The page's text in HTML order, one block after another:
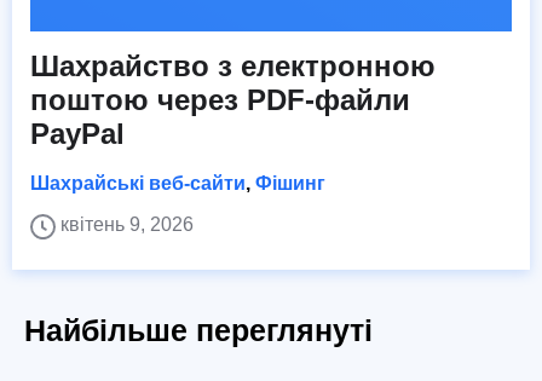
Шахрайство з електронною
поштою через PDF-файли
PayPal
Шахрайські веб-сайти, Фішинг
квітень 9, 2026
Найбільше переглянуті